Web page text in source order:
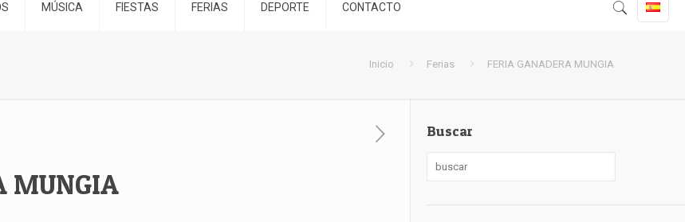
MÚSICA FIESTAS FERIAS DEPORTE CONTACTO
Inicio Ferias FERIA GANADERA MUNGIA
MUNGIA
Buscar